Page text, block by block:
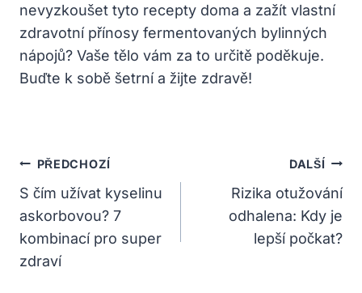
nevyzkoušet tyto recepty doma a zažít vlastní
zdravotní přínosy fermentovaných bylinných
nápojů? Vaše tělo vám za to určitě poděkuje.
Buďte k sobě šetrní a žijte zdravě!
Navigace
Pro
Příspěvek
PŘEDCHOZÍ
S čím užívat kyselinu
askorbovou? 7
kombinací pro super
zdraví
DALŠÍ
Rizika otužování
odhalena: Kdy je
lepší počkat?